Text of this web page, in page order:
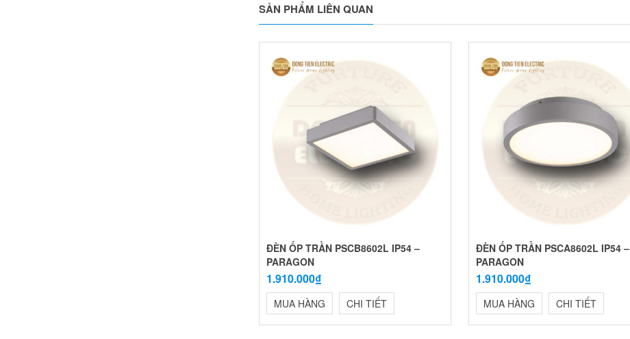
SẢN PHẨM LIÊN QUAN
ĐÈN ỐP TRẦN PSCB8602L IP54 –
PARAGON
1.910.000₫
MUA HÀNG CHI TIẾT
ĐÈN ỐP TRẦN PSCA8602L IP54 –
PARAGON
1.910.000₫
MUA HÀNG CHI TIẾT